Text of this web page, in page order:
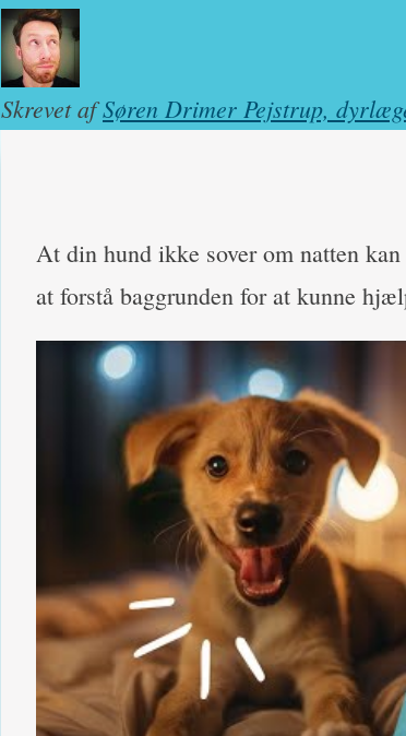
Skrevet afSøren Drimer Pejstrup,
At din hund ikke sover om natten
at forstå baggrunden for at kunne